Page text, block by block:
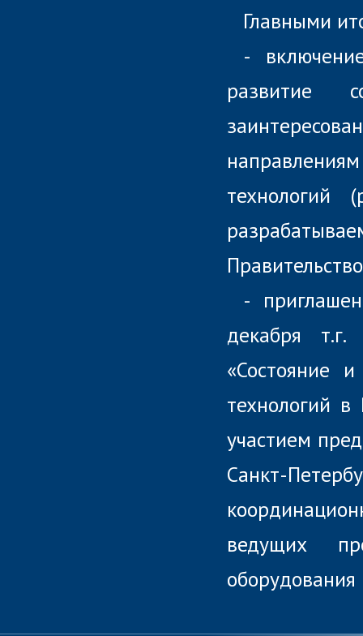
Главными
-
развитие
технологий
-
декабря
«Состояние
технологий
участием
Санкт-
ведущих